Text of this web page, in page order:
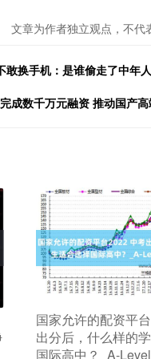
文章为作者独立观点，不
换手机：是谁偷走了中年
成数千万元融资 推动国产
国家允许的配资平
出分后，什么样的
国际高中？_A-